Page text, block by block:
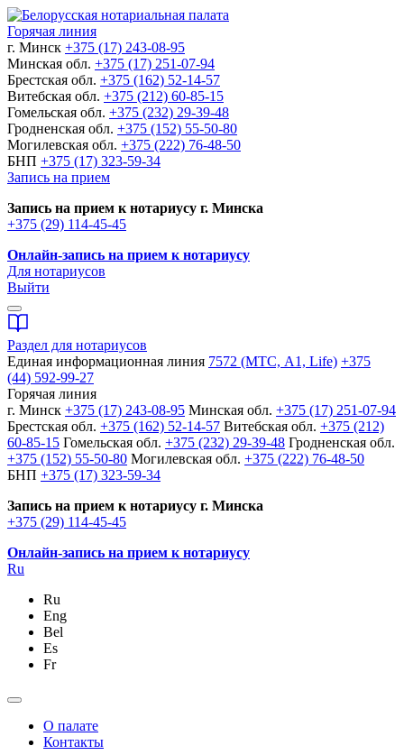
Горячая линия
г. Минск +375 (17) 243-08-95
Минская обл. +375 (17) 251-07-94
Брестская обл. +375 (162) 52-14-57
Витебская обл. +375 (212) 60-85-15
Гомельская обл. +375 (232) 29-39-48
Гродненская обл. +375 (152) 55-50-80
Могилевская обл. +375 (222) 76-48-50
БНП +375 (17) 323-59-34
Запись на прием
Запись на прием к нотариусу г. Минска
+375 (29) 114-45-45
Онлайн-запись на прием к нотариусу
Для нотариусов
Выйти
Раздел для нотариусов
Единая информационная линия 7572 (МТС, A1, Life) +375
(44) 592-99-27
Горячая линия
г. Минск +375 (17) 243-08-95 Минская обл. +375 (17) 251-07-94
Брестская обл. +375 (162) 52-14-57 Витебская обл. +375 (212)
60-85-15 Гомельская обл. +375 (232) 29-39-48 Гродненская обл.
+375 (152) 55-50-80 Могилевская обл. +375 (222) 76-48-50
БНП +375 (17) 323-59-34
Запись на прием к нотариусу г. Минска
+375 (29) 114-45-45
Онлайн-запись на прием к нотариусу
Ru
Ru
Eng
Bel
Es
Fr
О палате
Контакты